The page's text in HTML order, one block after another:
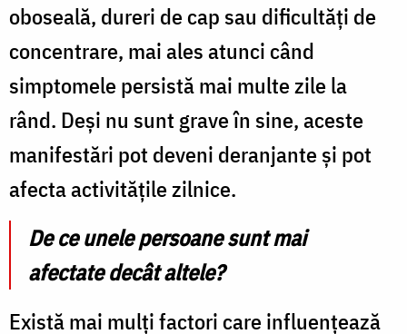
oboseală, dureri de cap sau dificultăți de
concentrare, mai ales atunci când
simptomele persistă mai multe zile la
rând. Deși nu sunt grave în sine, aceste
manifestări pot deveni deranjante și pot
afecta activitățile zilnice.
De ce unele persoane sunt mai
afectate decât altele?
Există mai mulți factori care influențează